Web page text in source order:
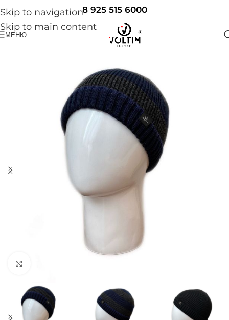
Skip to navigation
Skip to main content
8 925 515 6000
МЕНЮ